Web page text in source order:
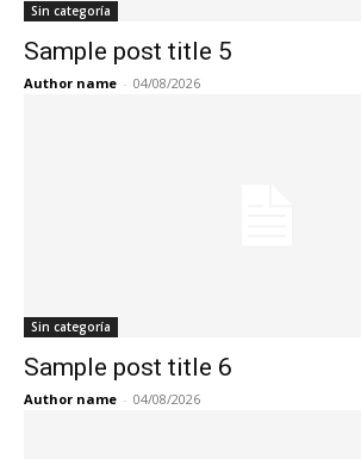
Sin categoría
Sample post title 5
Author name - 04/08/2026
Sin categoría
Sample post title 6
Author name - 04/08/2026